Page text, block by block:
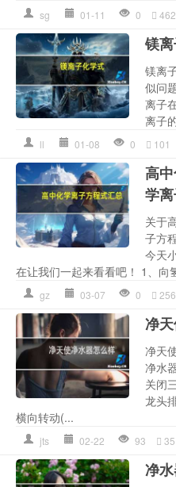
sg 01-11 0 462
镁
镁离
似问
离子
离子
ll 01-08 0 101
高
学离
关于
子方
今天
在让我们一起来看看吧！ 1、向
gz 03-07 0 256
净
净天
净水
关闭
龙头
横向转动(...
jts 02-22 93
净